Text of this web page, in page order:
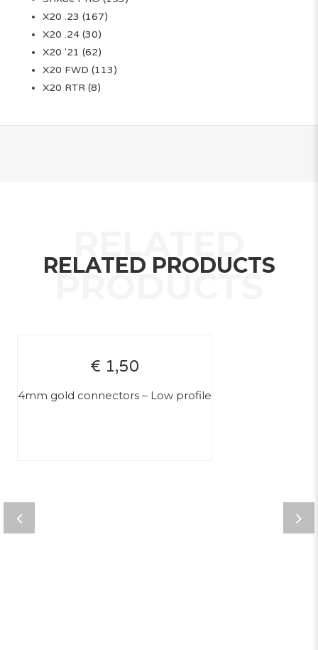
X20 .23 (167)
X20 .24 (30)
X20 '21 (62)
X20 FWD (113)
X20 RTR (8)
RELATED PRODUCTS
€ 1,50
4mm gold connectors – Low profile